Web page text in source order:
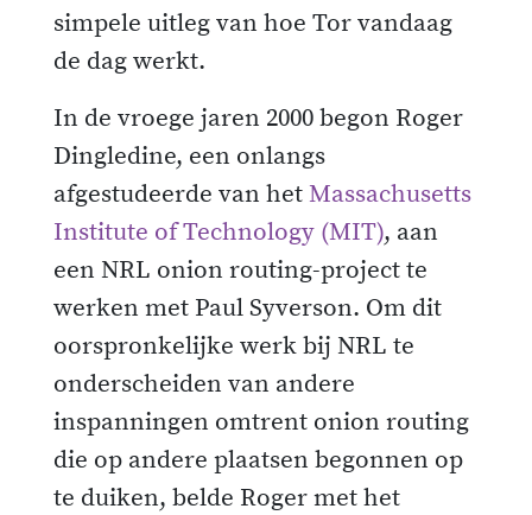
simpele uitleg van hoe Tor vandaag
de dag werkt.
In de vroege jaren 2000 begon Roger
Dingledine, een onlangs
afgestudeerde van hetMassachusetts
Institute of Technology (MIT), aan
een NRL onion routing-project te
werken met Paul Syverson. Om dit
oorspronkelijke werk bij NRL te
onderscheiden van andere
inspanningen omtrent onion routing
die op andere plaatsen begonnen op
te duiken, belde Roger met het